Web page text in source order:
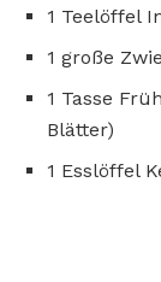
1 Teelöffel
1 große
1 Tasse
Blätter)
1 Esslöffel